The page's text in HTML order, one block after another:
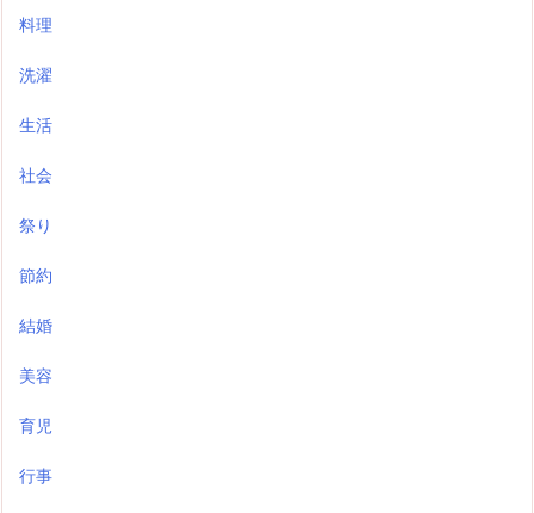
料理
洗濯
生活
社会
祭り
節約
結婚
美容
育児
行事